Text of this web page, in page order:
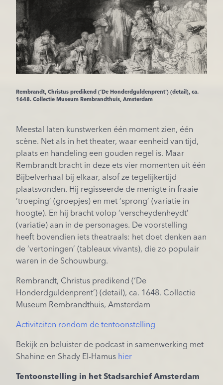
Rembrandt, Christus predikend (‘De Honderdguldenprent’) (detail), ca.
1648. Collectie Museum Rembrandthuis, Amsterdam
Meestal laten kunstwerken één moment zien, één
scène. Net als in het theater, waar eenheid van tijd,
plaats en handeling een gouden regel is. Maar
Rembrandt bracht in deze ets vier momenten uit één
Bijbelverhaal bij elkaar, alsof ze tegelijkertijd
plaatsvonden. Hij regisseerde de menigte in fraaie
‘troeping’ (groepjes) en met ‘sprong’ (variatie in
hoogte). En hij bracht volop ‘verscheydenheydt’
(variatie) aan in de personages. De voorstelling
heeft bovendien iets theatraals: het doet denken aan
de ‘vertoningen’ (tableaux vivants), die zo populair
waren in de Schouwburg.
Rembrandt, Christus predikend (‘De
Honderdguldenprent’) (detail), ca. 1648. Collectie
Museum Rembrandthuis, Amsterdam
Activiteiten rondom de tentoonstelling
Bekijk en beluister de podcast in samenwerking met
Shahine en Shady El-Hamus hier
Tentoonstelling in het Stadsarchief Amsterdam